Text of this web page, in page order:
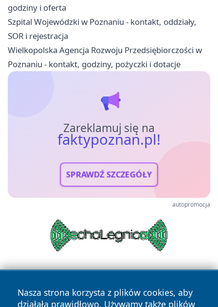
godziny i oferta
Szpital Wojewódzki w Poznaniu - kontakt, oddziały,
SOR i rejestracja
Wielkopolska Agencja Rozwoju Przedsiębiorczości w
Poznaniu - kontakt, godziny, pożyczki i dotacje
Zareklamuj się na
faktypoznan.pl!
SPRAWDŹ SZCZEGÓŁY
autopromocja
Nasza strona korzysta z plików cookies, aby
działała prawidłowo. Używamy także plików